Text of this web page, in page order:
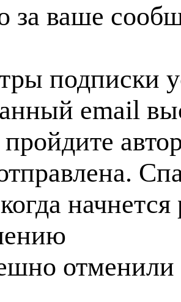
за ваше
подписки
email
отменили